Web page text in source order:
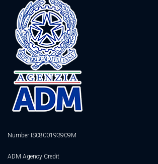
Number IS0800193909M
ADM Agency Credit